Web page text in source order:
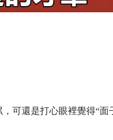
可還是打心眼裡覺得“面